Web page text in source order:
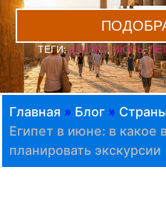
ТЕГИ:ЕГИПЕТ,ИЮНЬ,
Главная » Блог »
Египет в июне: в какое
планировать экскурсии